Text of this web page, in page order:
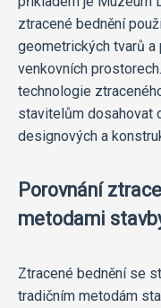
ztracené bednění
geometrických tvarů
venkovních
technologie
stavitelům dosahovat
designových a
Porovnání
metodami
Ztracené bednění se
tradičním metodám